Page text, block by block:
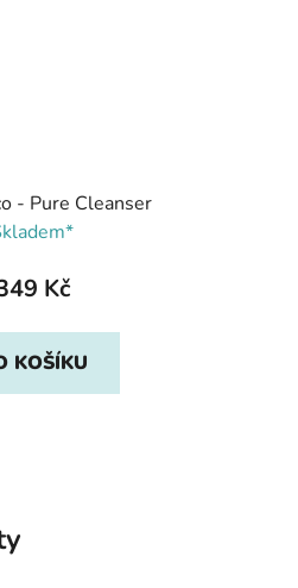
- Pure Cleanser
Kč
KOŠÍKU